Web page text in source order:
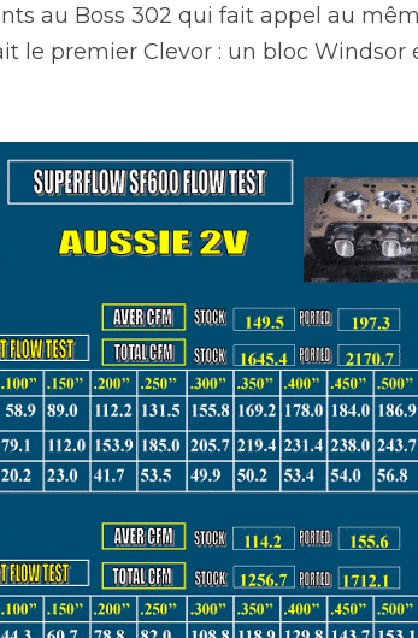
au Boss 302 qui fait appel au
le premier Clevor : un bloc Windsor